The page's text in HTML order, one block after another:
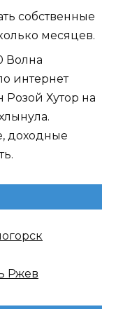
собственные
месяцев.
Волна
интернет
Хутор на
доходные
Ржев